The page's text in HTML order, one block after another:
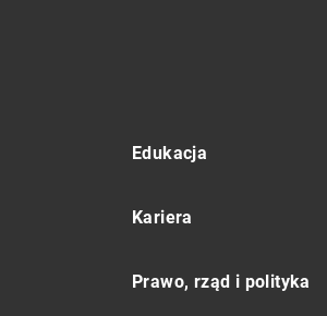
Edukacja
Kariera
Prawo, rząd i polityka